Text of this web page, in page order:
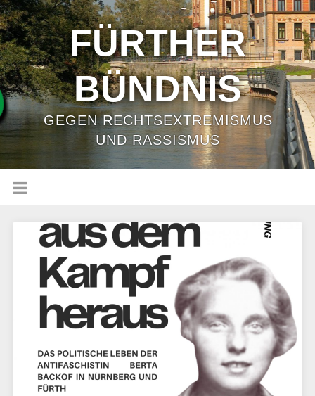
FÜRTHER
BÜNDNIS
GEGEN RECHTSEXTREMISMUS
UND RASSISMUS